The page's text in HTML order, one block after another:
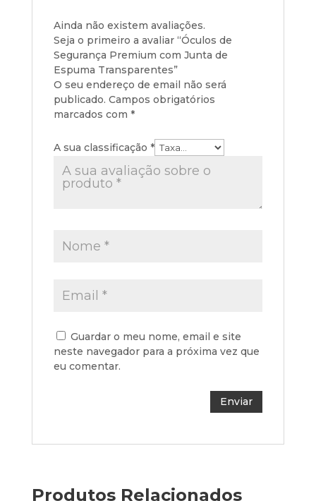
Ainda não existem avaliações.
Seja o primeiro a avaliar “Óculos de
Segurança Premium com Junta de
Espuma Transparentes”
O seu endereço de email não será
publicado. Campos obrigatórios
marcados com *
A sua classificação *
Guardar o meu nome, email e site
neste navegador para a próxima vez que
eu comentar.
Produtos Relacionados